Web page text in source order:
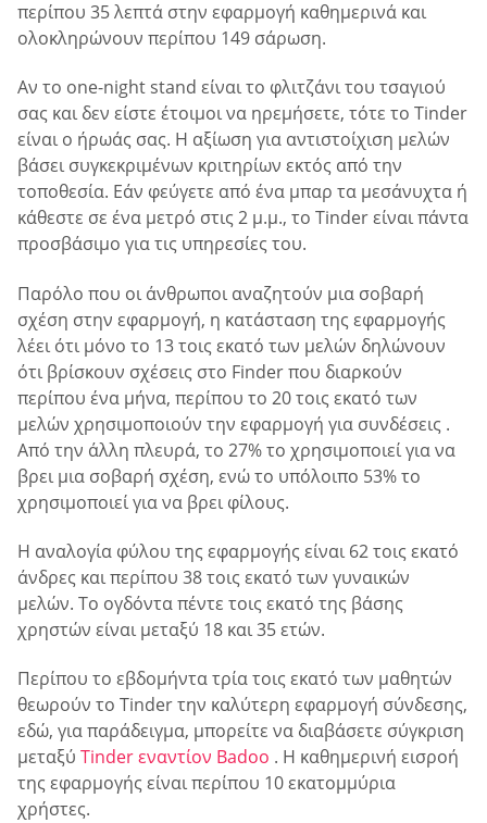
περίπου 35 λεπτά στην εφαρμογή καθημερινά και
ολοκληρώνουν περίπου 149 σάρωση.
Αν το one-night stand είναι το φλιτζάνι του τσαγιού
σας και δεν είστε έτοιμοι να ηρεμήσετε, τότε το Tinder
είναι ο ήρωάς σας. Η αξίωση για αντιστοίχιση μελών
βάσει συγκεκριμένων κριτηρίων εκτός από την
τοποθεσία. Εάν φεύγετε από ένα μπαρ τα μεσάνυχτα ή
κάθεστε σε ένα μετρό στις 2 μ.μ., το Tinder είναι πάντα
προσβάσιμο για τις υπηρεσίες του.
Παρόλο που οι άνθρωποι αναζητούν μια σοβαρή
σχέση στην εφαρμογή, η κατάσταση της εφαρμογής
λέει ότι μόνο το 13 τοις εκατό των μελών δηλώνουν
ότι βρίσκουν σχέσεις στο Finder που διαρκούν
περίπου ένα μήνα, περίπου το 20 τοις εκατό των
μελών χρησιμοποιούν την εφαρμογή για συνδέσεις .
Από την άλλη πλευρά, το 27% το χρησιμοποιεί για να
βρει μια σοβαρή σχέση, ενώ το υπόλοιπο 53% το
χρησιμοποιεί για να βρει φίλους.
Η αναλογία φύλου της εφαρμογής είναι 62 τοις εκατό
άνδρες και περίπου 38 τοις εκατό των γυναικών
μελών. Το ογδόντα πέντε τοις εκατό της βάσης
χρηστών είναι μεταξύ 18 και 35 ετών.
Περίπου το εβδομήντα τρία τοις εκατό των μαθητών
θεωρούν το Tinder την καλύτερη εφαρμογή σύνδεσης,
εδώ, για παράδειγμα, μπορείτε να διαβάσετε σύγκριση
μεταξύ Tinder εναντίον Badoo . Η καθημερινή εισροή
της εφαρμογής είναι περίπου 10 εκατομμύρια
χρήστες.